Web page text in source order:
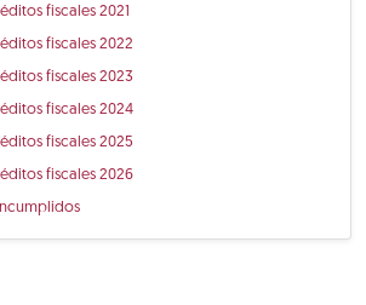
fiscales 2021
fiscales 2022
fiscales 2023
fiscales 2024
fiscales 2025
fiscales 2026